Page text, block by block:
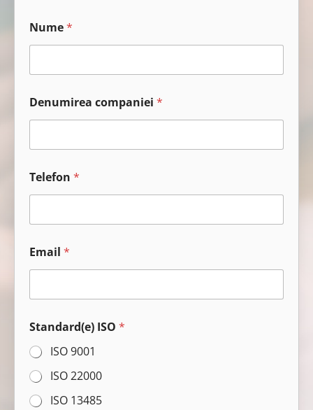
Nume*
Denumirea companiei *
Telefon *
m
a
l
u
d
i
t
I
S
O
Email *
Standard(e) ISO *
ISO 9001
ISO 22000
ISO 13485